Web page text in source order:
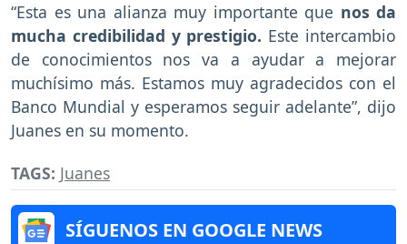
“Esta es una alianza muy importante que nos da
mucha credibilidad y prestigio. Este intercambio
de conocimientos nos va a ayudar a mejorar
muchísimo más. Estamos muy agradecidos con el
Banco Mundial y esperamos seguir adelante”, dijo
Juanes en su momento.
TAGS: Juanes
SÍGUENOS EN GOOGLE NEWS